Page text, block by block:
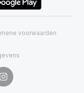
voorwaarden